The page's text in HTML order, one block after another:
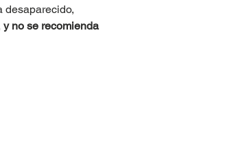
desaparecido,
y no se recomienda